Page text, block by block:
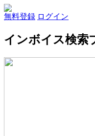
無料登録 ログイン
インボイス検索